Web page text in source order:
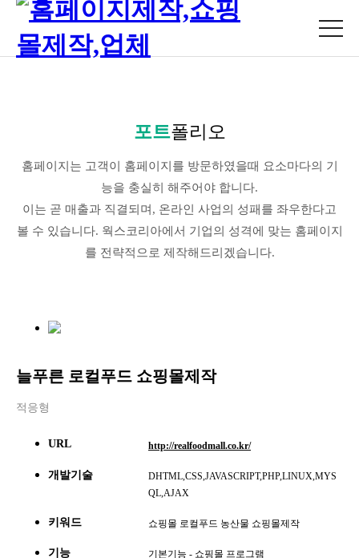
포트폴리오
홈페이지는 고객이 홈페이지를 방문하였을때 요소마다의 기
능을 충실히 해주어야 합니다.
이는 곧 매출과 직결되며, 온라인 사업의 성패를 좌우한다고
볼 수 있습니다. 웍스코리아에서 기업의 성격에 맞는 홈페이지
를 전략적으로 제작해드리겠습니다.
늘푸른 로컬푸드 쇼핑몰제작
적응형
URL http://realfoodmall.co.kr/
개발기술
DHTML,CSS,JAVASCRIPT,PHP,LINUX,MYS
QL,AJAX
키워드 쇼핑몰 로컬푸드 농산물 쇼핑몰제작
기능 기본기능 - 쇼핑몰 프로그램